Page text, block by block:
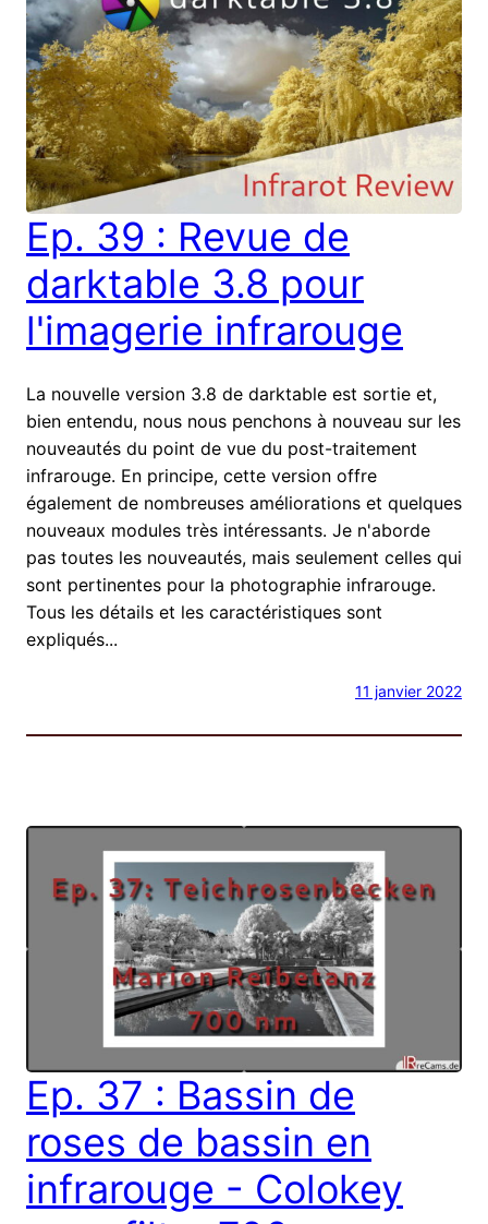
Ep. 39 : Revue de
darktable 3.8 pour
l'imagerie infrarouge
La nouvelle version 3.8 de darktable est sortie et,
bien entendu, nous nous penchons à nouveau sur les
nouveautés du point de vue du post-traitement
infrarouge. En principe, cette version offre
également de nombreuses améliorations et quelques
nouveaux modules très intéressants. Je n'aborde
pas toutes les nouveautés, mais seulement celles qui
sont pertinentes pour la photographie infrarouge.
Tous les détails et les caractéristiques sont
expliqués...
11 janvier 2022
Ep. 37 : Bassin de
roses de bassin en
infrarouge - Colokey